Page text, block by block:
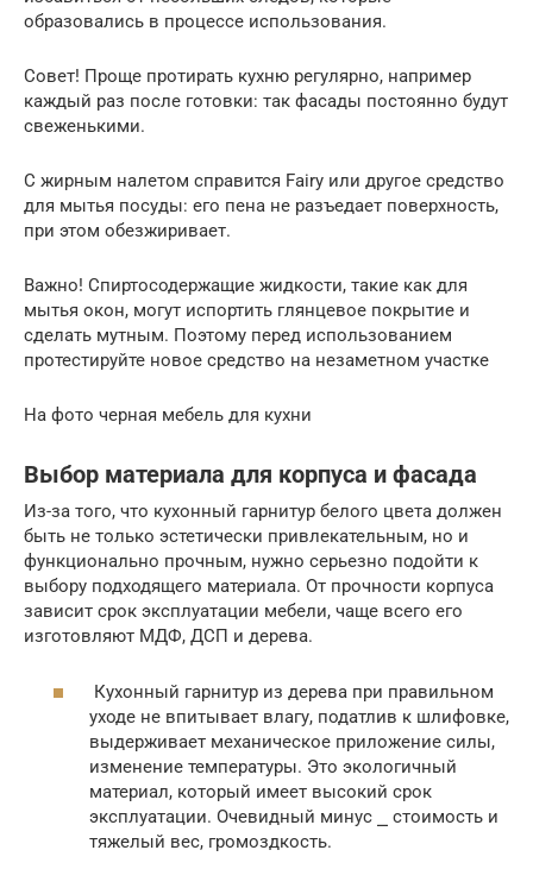
образовались в процессе использования.
Совет! Проще протирать кухню регулярно, например
каждый раз после готовки: так фасады постоянно будут
свеженькими.
С жирным налетом справится Fairy или другое средство
для мытья посуды: его пена не разъедает поверхность,
при этом обезжиривает.
Важно! Спиртосодержащие жидкости, такие как для
мытья окон, могут испортить глянцевое покрытие и
сделать мутным. Поэтому перед использованием
протестируйте новое средство на незаметном участке
На фото черная мебель для кухни
Выбор материала для корпуса и фасада
Из-за того, что кухонный гарнитур белого цвета должен
быть не только эстетически привлекательным, но и
функционально прочным, нужно серьезно подойти к
выбору подходящего материала. От прочности корпуса
зависит срок эксплуатации мебели, чаще всего его
изготовляют МДФ, ДСП и дерева.
Кухонный гарнитур из дерева при правильном
уходе не впитывает влагу, податлив к шлифовке,
выдерживает механическое приложение силы,
изменение температуры. Это экологичный
материал, который имеет высокий срок
эксплуатации. Очевидный минус ⎯ стоимость и
тяжелый вес, громоздкость.